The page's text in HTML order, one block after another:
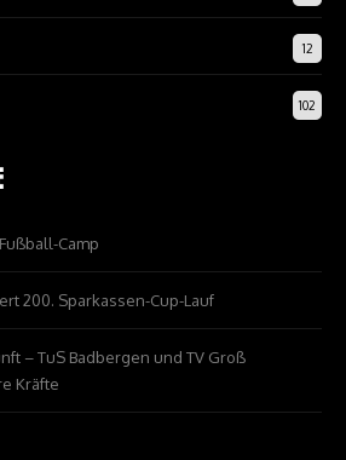
12
102
Camp
200. Sparkassen-Cup-Lauf
– TuS Badbergen und TV Groß
Kräfte